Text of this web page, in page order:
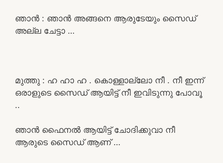
ഞാൻ : ഞാൻ അങ്ങനെ ആരുടേയും സൈഡ്
അല്ല ചേട്ടാ …
മുത്തു : ഹ ഹാ ഹ . കൊള്ളാല്ലോ നീ . നീ ഇന്ന്
ഒരാളുടെ സൈഡ് ആയിട്ട് നീ ഇവിടുന്നു പോവൂ
..
ഞാൻ ഫൈനൽ ആയിട്ട് ചോദിക്കുവാ നീ
ആരുടെ സൈഡ് ആണ് …